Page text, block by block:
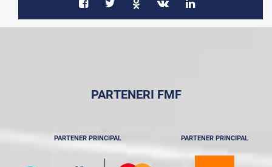
PARTENERI FMF
PARTENER PRINCIPAL PARTENER PRINCIPAL